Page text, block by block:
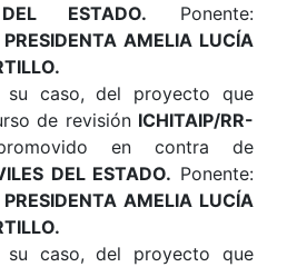
ESTADO. Ponente:
AMELIA LUCÍA
.
su caso, del proyecto que
de revisión ICHITAIP/RR-
en contra de
DEL ESTADO. Ponente:
AMELIA LUCÍA
su caso, del proyecto que